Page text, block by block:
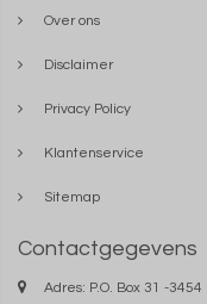
Over ons
Disclaimer
Privacy Policy
Klantenservice
Sitemap
Contactgegevens
Adres: P.O. Box 31 -